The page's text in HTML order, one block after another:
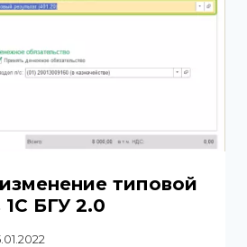
типовой
БГУ 2.0